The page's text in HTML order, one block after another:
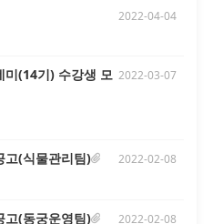
발령 시 -
운영이 적절
타 유의사
분수 특성 상
.
장(오프라인) 입장료 요금 할인 안
장(오프라
고하시기 바
2022-04-04
미(14기) 수강생 모 2022-03-07
고(식물관리팀)
2022-02-08
고(동궁운영팀)
2022-02-08